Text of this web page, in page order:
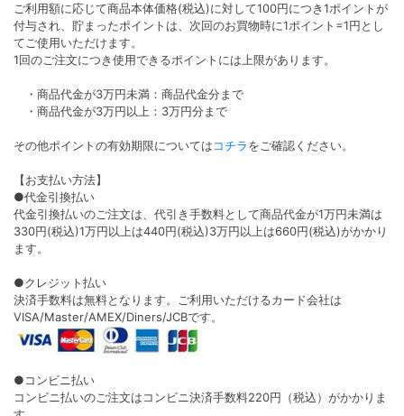
ご利用額に応じて商品本体価格(税込)に対して100円につき1ポイントが
付与され、貯まったポイントは、次回のお買物時に1ポイント=1円とし
てご使用いただけます。
1回のご注文につき使用できるポイントには上限があります。
・商品代金が3万円未満：商品代金分まで
・商品代金が3万円以上：3万円分まで
その他ポイントの有効期限についてはコチラをご確認ください。
【お支払い方法】
●代金引換払い
代金引換払いのご注文は、代引き手数料として商品代金が1万円未満は
330円(税込)1万円以上は440円(税込)3万円以上は660円(税込)がかかり
ます。
●クレジット払い
決済手数料は無料となります。ご利用いただけるカード会社は
VISA/Master/AMEX/Diners/JCBです。
●コンビニ払い
コンビニ払いのご注文はコンビニ決済手数料220円（税込）がかかりま